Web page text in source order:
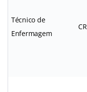
Técnico de
Enfermagem
CR